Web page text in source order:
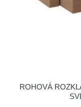
ROHOVÁ